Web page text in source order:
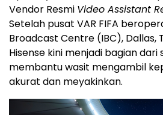
Vendor Resmi Video Assistant
Setelah pusat VAR FIFA
Broadcast Centre (IBC), Dallas,
Hisense kini menjadi bagian dari
membantu wasit mengambil
akurat dan meyakinkan.